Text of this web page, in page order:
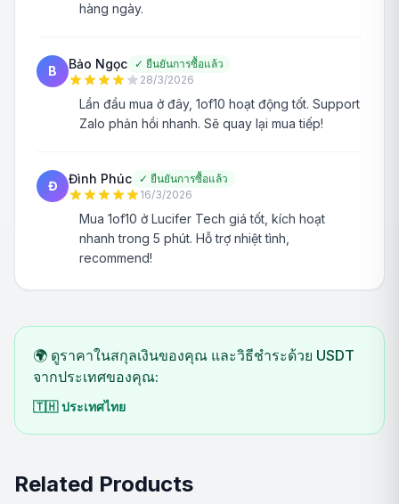
hàng ngày.
B Bảo Ngọc ✓ ยืนยันการซื้อแล้ว
28/3/2026
Lần đầu mua ở đây, 1of10 hoạt động tốt. Support
Zalo phản hồi nhanh. Sẽ quay lại mua tiếp!
Đ Đình Phúc ✓ ยืนยันการซื้อแล้ว
16/3/2026
Mua 1of10 ở Lucifer Tech giá tốt, kích hoạt
nhanh trong 5 phút. Hỗ trợ nhiệt tình,
recommend!
🌍 ดูราคาในสกุลเงินของคุณ และวิธีชำระด้วย USDT
จากประเทศของคุณ:
🇹🇭 ประเทศไทย
Related Products